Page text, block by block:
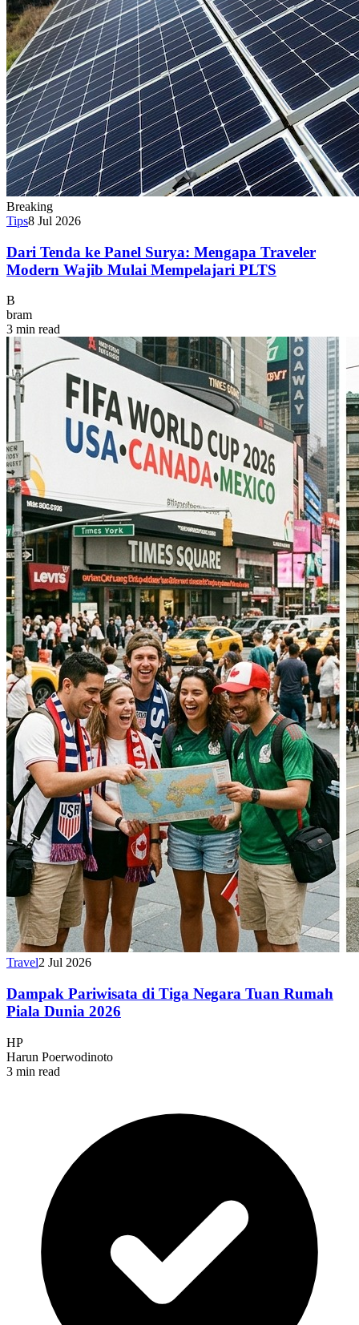
Breaking
Tips8 Jul 2026
Dari Tenda ke Panel Surya: Mengapa Traveler
Modern Wajib Mulai Mempelajari PLTS
B
bram
3 min read
Travel2 Jul 2026
Dampak Pariwisata di Tiga Negara Tuan Rumah
Piala Dunia 2026
HP
Harun Poerwodinoto
3 min read